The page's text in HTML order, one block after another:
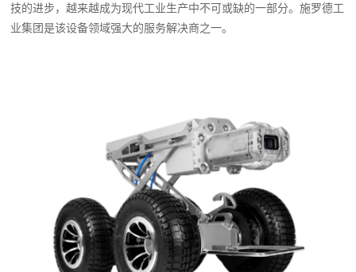
技的进步，越来越成为现代工业生产中不可或缺的一部分。施罗德工
业集团是该设备领域强大的服务解决商之一。